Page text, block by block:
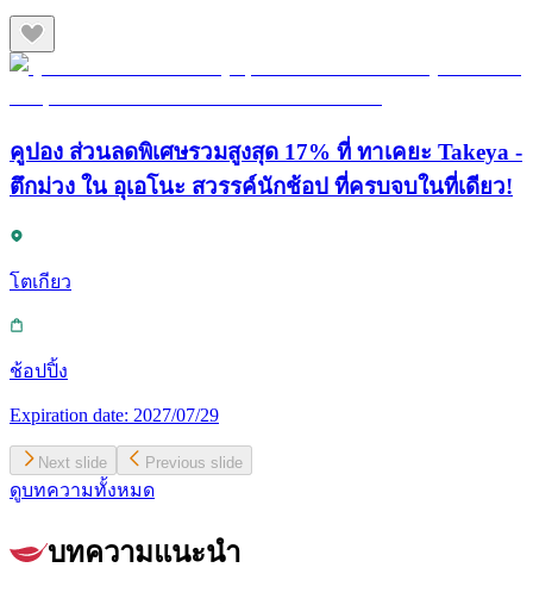
คูปอง ส่วนลดพิเศษรวมสูงสุด 17% ที่ ทาเคยะ Takeya -
ตึกม่วง ใน อุเอโนะ สวรรค์นักช้อป ที่ครบจบในที่เดียว!
โตเกียว
ช้อปปิ้ง
Expiration date: 2027/07/29
Next slide Previous slide
ดูบทความทั้งหมด
บทความแนะนำ